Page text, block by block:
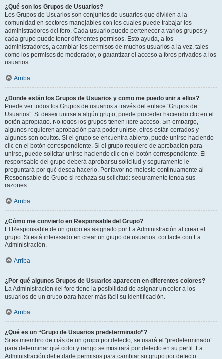
¿Qué son los Grupos de Usuarios?
Los Grupos de Usuarios son conjuntos de usuarios que dividen a la
comunidad en sectores manejables con los cuales puede trabajar los
administradores del foro. Cada usuario puede pertenecer a varios grupos y
cada grupo puede tener diferentes permisos. Esto ayuda, a los
administradores, a cambiar los permisos de muchos usuarios a la vez, tales
como los permisos de moderador, o garantizar el acceso a foros privados a los
usuarios.
Arriba
¿Donde están los Grupos de Usuarios y como me puedo unir a ellos?
Puede ver todos los Grupos de usuarios a través del enlace “Grupos de
Usuarios”. Si desea unirse a algún grupo, puede proceder haciendo clic en el
botón apropiado. No todos los grupos tienen libre acceso. Sin embargo,
algunos requieren aprobación para poder unirse, otros están cerrados y
algunos son ocultos. Si el grupo se encuentra abierto, puede unirse haciendo
clic en el botón correspondiente. Si el grupo requiere de aprobación para
unirse, puede solicitar unirse haciendo clic en el botón correspondiente. El
responsable del grupo deberá aprobar su solicitud y seguramente le
preguntará por qué desea hacerlo. Por favor no moleste continuamente al
Responsable de Grupo si rechaza su solicitud; seguramente tenga sus
razones.
Arriba
¿Cómo me convierto en Responsable del Grupo?
El Responsable de un grupo es asignado por La Administración al crear el
grupo. Si está interesado en crear un grupo de usuarios, contacte con La
Administración.
Arriba
¿Por qué algunos Grupos de Usuarios aparecen en diferentes colores?
La Administración del foro tiene la posibilidad de asignar un color a los
usuarios de un grupo para hacer más fácil su identificación.
Arriba
¿Qué es un “Grupo de Usuarios predeterminado”?
Si es miembro de más de un grupo por defecto, se usará el “predeterminado”
para determinar qué color y rango se mostrará por defecto en su perfil. La
Administración debe darle permisos para cambiar su grupo por defecto